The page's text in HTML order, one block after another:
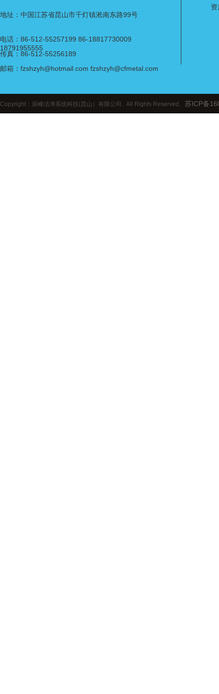
地址：中国江苏省昆山市千灯镇淞南东路99号
电话：86-512-55257199 86-18817730009
18791955555
传真：86-512-55256189
邮箱：fzshzyh@hotmail.com fzshzyh@cfmetal.com
Copyright：辰峰洁净系统科技(昆山）有限公司. All Rights Reserved. 苏ICP备